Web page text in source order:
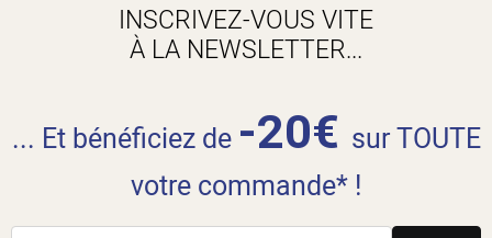
INSCRIVEZ-VOUS VITE
À LA NEWSLETTER...
... Et bénéficiez de -20€ sur TOUTE
votre commande* !